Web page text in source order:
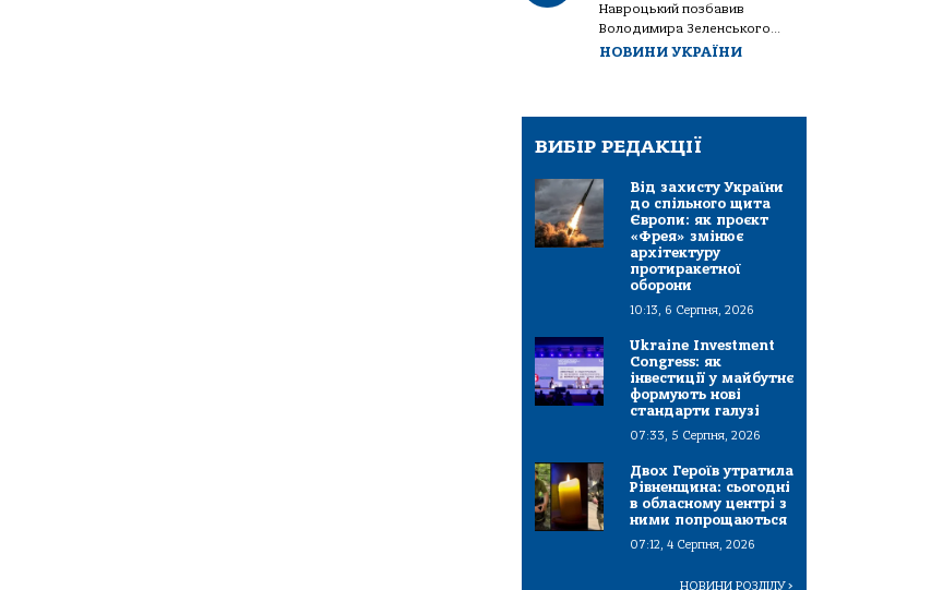
Навроцький позбавив
Володимира Зеленського...
НОВИНИ УКРАЇНИ
ВИБІР РЕДАКЦІЇ
Від захисту України
до спільного щита
Європи: як проєкт
«Фрея» змінює
архітектуру
протиракетної
оборони
10:13, 6 Серпня, 2026
Ukraine Investment
Congress: як
інвестиції у майбутнє
формують нові
стандарти галузі
07:33, 5 Серпня, 2026
Двох Героїв утратила
Рівненщина: сьогодні
в обласному центрі з
ними попрощаються
07:12, 4 Серпня, 2026
НОВИНИ РОЗДІЛУ>